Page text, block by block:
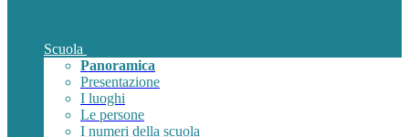
Scuola
Panoramica
Presentazione
I luoghi
Le persone
I numeri della scuola